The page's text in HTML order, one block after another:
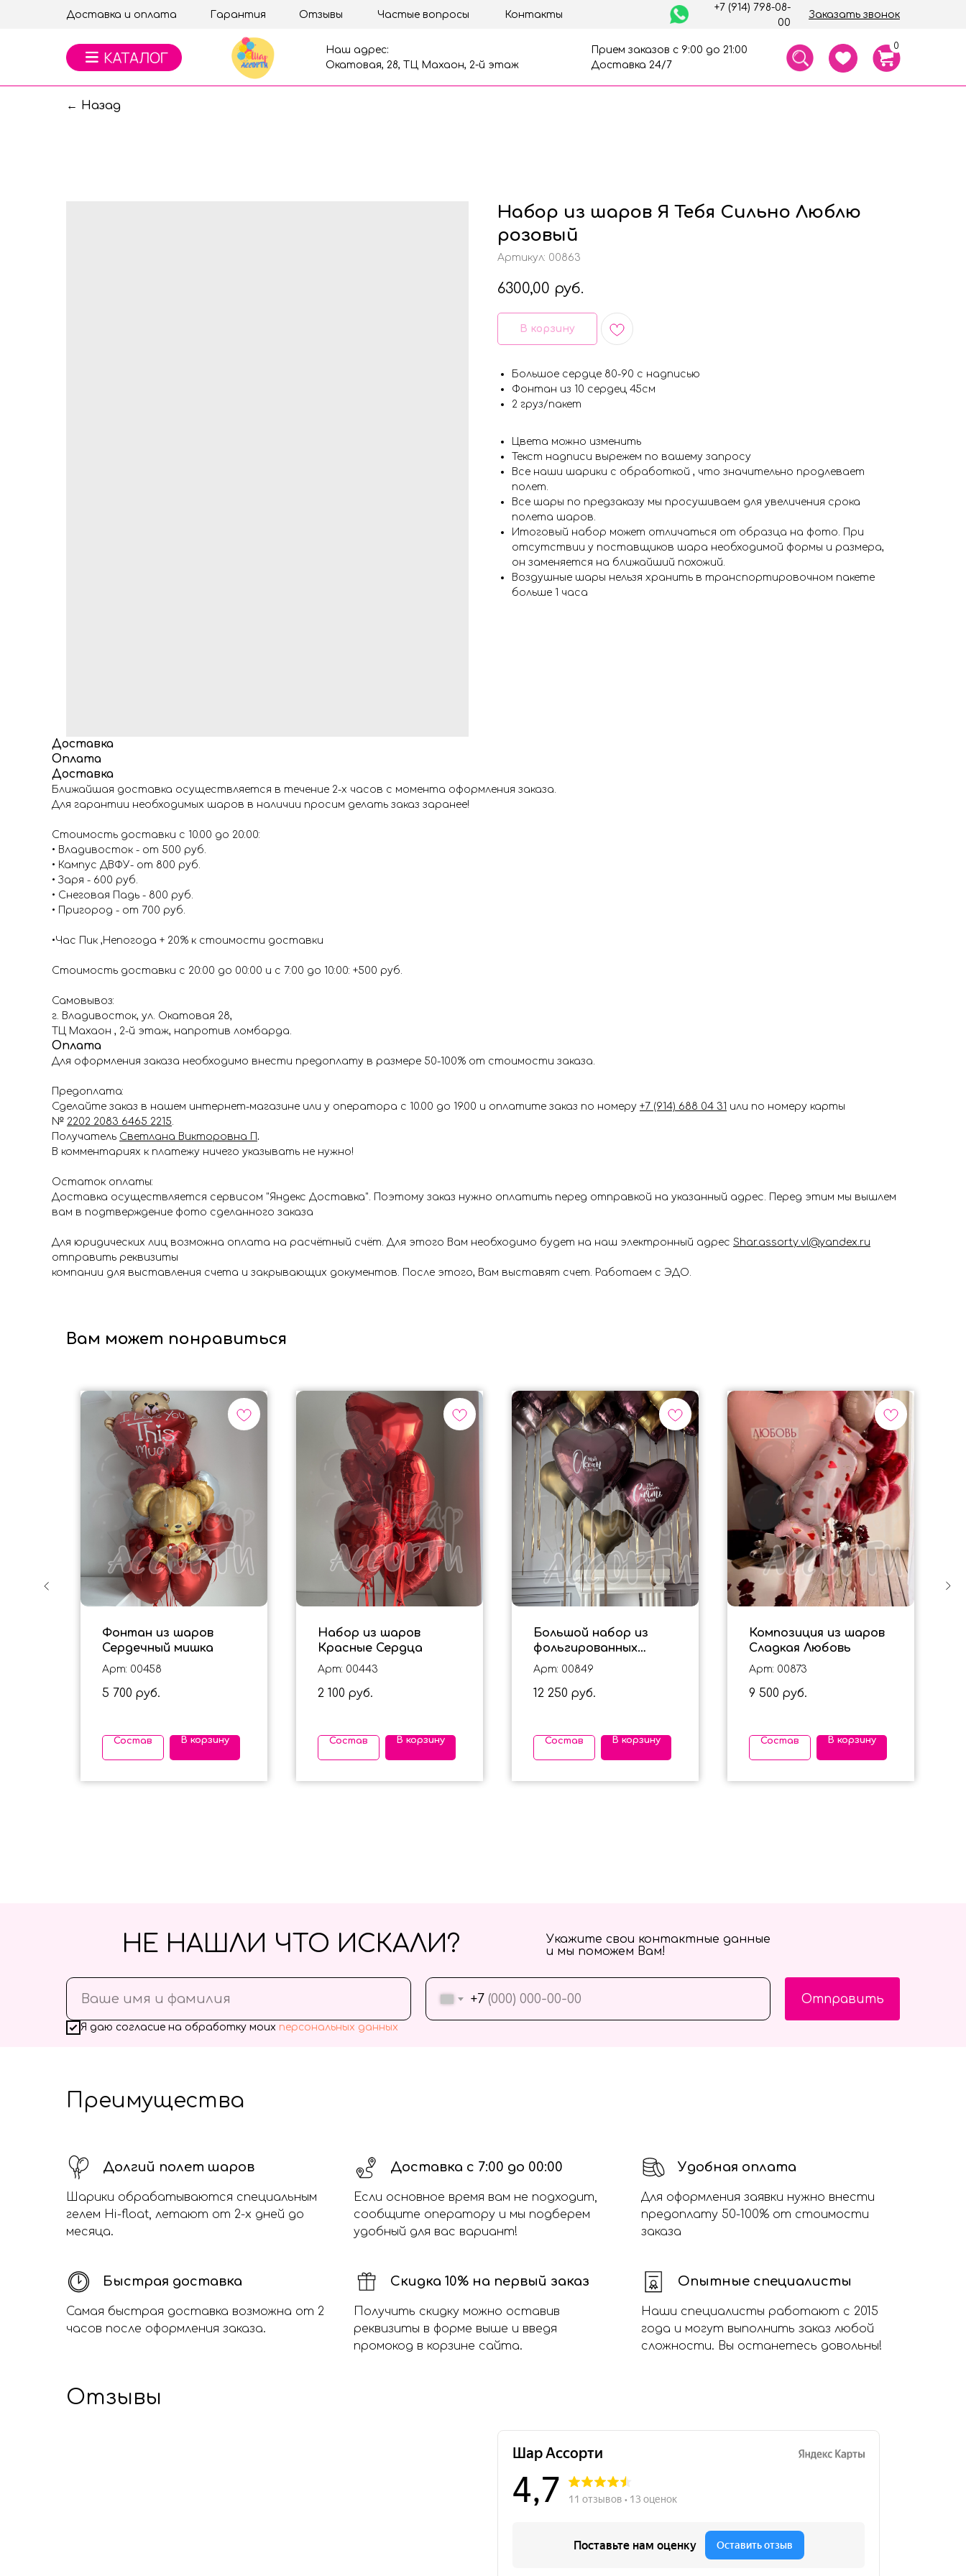
Заказать звонок
+7 (914) 798-08-
00
Доставка и оплата Гарантия Отзывы Частые вопросы Контакты
Прием заказов с 9:00 до 21:00
Доставка 24/7
Наш адрес:
Окатовая, 28, ТЦ Махаон, 2-й этаж
0
← Назад
Набор из шаров Я Тебя Сильно Люблю
розовый
Артикул: 00863
6300,00 руб.
В корзину
Большое сердце 80-90 с надписью
Фонтан из 10 сердец 45см
2 груз/пакет
Цвета можно изменить
Текст надписи вырежем по вашему запросу
Все наши шарики с обработкой , что значительно продлевает
полет.
Все шары по предзаказу мы просушиваем для увеличения срока
полета шаров.
Итоговый набор может отличаться от образца на фото. При
отсутствии у поставщиков шара необходимой формы и размера,
он заменяется на ближайший похожий.
Воздушные шары нельзя хранить в транспортировочном пакете
больше 1 часа
Доставка
Оплата
Доставка
Ближайшая доставка осуществляется в течение 2-х часов с момента оформления заказа.
Для гарантии необходимых шаров в наличии просим делать заказ заранее!
Стоимость доставки с 10.00 до 20:00:
• Владивосток - от 500 руб.
• Кампус ДВФУ- от 800 руб.
• Заря - 600 руб.
• Снеговая Падь - 800 руб.
• Пригород - от 700 руб.
•Час Пик ,Непогода + 20% к стоимости доставки
Стоимость доставки с 20:00 до 00:00 и с 7:00 до 10:00: +500 руб.
Самовывоз:
г. Владивосток, ул. Окатовая 28,
ТЦ Махаон , 2-й этаж, напротив ломбарда.
Оплата
Для оформления заказа необходимо внести предоплату в размере 50-100% от стоимости заказа.
Предоплата:
Сделайте заказ в нашем интернет-магазине или у оператора с 10.00 до 19.00 и оплатите заказ по номеру +7 (914) 688 04 31 или по номеру карты
№ 2202 2083 6465 2215.
Получатель Светлана Викторовна П.
В комментариях к платежу ничего указывать не нужно!
Остаток оплаты:
Доставка осуществляется сервисом "Яндекс Доставка". Поэтому заказ нужно оплатить перед отправкой на указанный адрес. Перед этим мы вышлем
вам в подтверждение фото сделанного заказа
Для юридических лиц возможна оплата на расчётный счёт. Для этого Вам необходимо будет на наш электронный адрес Shar.assorty.vl@yandex.ru
отправить реквизиты
компании для выставления счета и закрывающих документов. После этого, Вам выставят счет. Работаем с ЭДО.
Вам может понравиться
Фонтан из шаров
Сердечный мишка
Арт: 00458
5 700 руб.
Состав В корзину
Набор из шаров
Красные Сердца
Арт: 00443
2 100 руб.
Состав В корзину
Большой набор из
фольгированных
сердец для мужчины
Арт: 00849
12 250 руб.
Состав В корзину
Композиция из шаров
Сладкая Любовь
Арт: 00873
9 500 руб.
Состав В корзину
+7
Я даю согласие на обработку моих персональных данных
Отправить
НЕ НАШЛИ ЧТО ИСКАЛИ?
Укажите свои контактные данные
и мы поможем Вам!
Преимущества
Долгий полет шаров
Шарики обрабатываются специальным
гелем Hi-float, летают от 2-х дней до
месяца.
Доставка с 7:00 до 00:00
Если основное время вам не подходит,
сообщите оператору и мы подберем
удобный для вас вариант!
Удобная оплата
Для оформления заявки нужно внести
предоплату 50-100% от стоимости
заказа
Быстрая доставка
Самая быстрая доставка возможна от 2
часов после оформления заказа.
Скидка 10% на первый заказ
Получить скидку можно оставив
реквизиты в форме выше и введя
промокод в корзине сайта.
Опытные специалисты
Наши специалисты работают с 2015
года и могут выполнить заказ любой
сложности. Вы останетесь довольны!
Отзывы